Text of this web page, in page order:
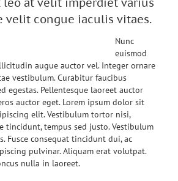
velit congue iaculis vitaes.
Nunc
euismod
augue auctor vel. Integer ornare
vestibulum. Curabitur faucibus
egestas. Pellentesque laoreet auctor
auctor eget. Lorem ipsum dolor sit
elit. Vestibulum tortor nisi,
tincidunt, tempus sed justo. Vestibulum
Fusce consequat tincidunt dui, ac
pulvinar. Aliquam erat volutpat.
nulla in laoreet.